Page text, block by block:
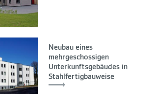
Neubau eines
mehrgeschossigen
Unterkunftsgebäudes in
Stahlfertigbauweise